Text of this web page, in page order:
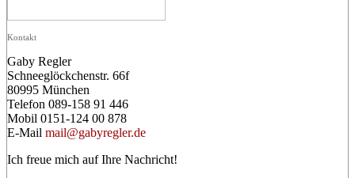
Kontakt
Gaby Regler
Schneeglöckchenstr. 66f
80995 München
Telefon 089-158 91 446
Mobil 0151-124 00 878
E-Mail mail@gabyregler.de
Ich freue mich auf Ihre Nachricht!